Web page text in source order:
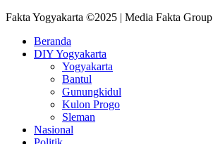
Fakta Yogyakarta ©2025 | Media Fakta Group
Beranda
DIY Yogyakarta
Yogyakarta
Bantul
Gunungkidul
Kulon Progo
Sleman
Nasional